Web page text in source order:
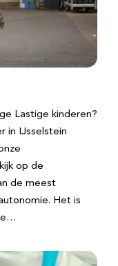
Lastige kinderen?
in IJsselstein
op de
de meest
Het is